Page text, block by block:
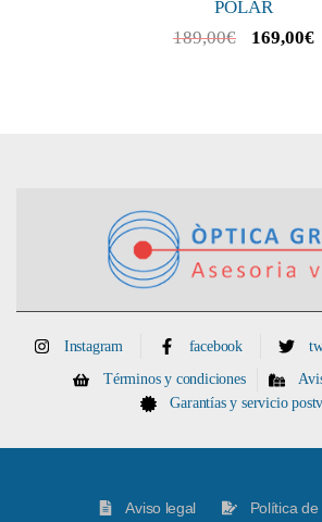
POLAR
189,00€ 169,00€
Instagram facebook
Términos y condiciones
Garantías y servicio
Aviso legal Política